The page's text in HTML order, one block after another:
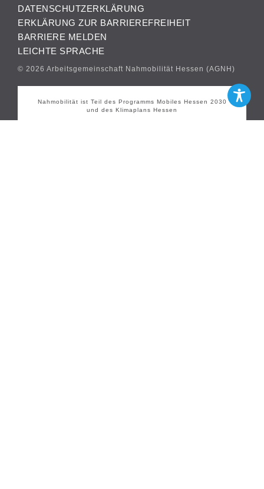
DATENSCHUTZERKLÄRUNG
ERKLÄRUNG ZUR BARRIEREFREIHEIT
BARRIERE MELDEN
LEICHTE SPRACHE
© 2026 Arbeitsgemeinschaft Nahmobilität Hessen (AGNH)
Nahmobilität ist Teil des Programms Mobiles Hessen 2030
und des Klimaplans Hessen